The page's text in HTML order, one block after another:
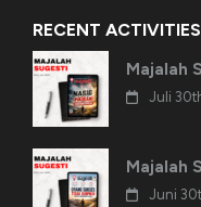
RECENT ACTIVITIES
Majalah
Juli
Majalah
Juni